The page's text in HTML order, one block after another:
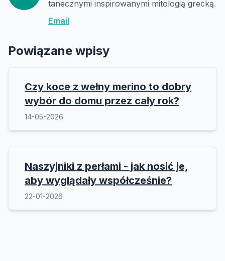
tanecznymi inspirowanymi mitologią grecką.
Email
Powiązane wpisy
Czy koce z wełny merino to dobry
wybór do domu przez cały rok?
14-05-2026
Naszyjniki z perłami - jak nosić je,
aby wyglądały współcześnie?
22-01-2026